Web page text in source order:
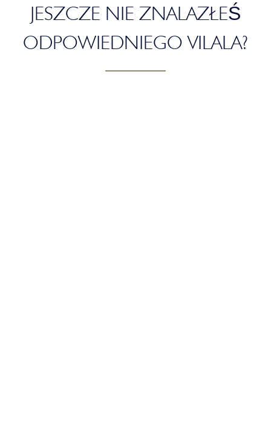
JESZCZE NIE ZNALAZŁEŚ
ODPOWIEDNIEGO VILALA?